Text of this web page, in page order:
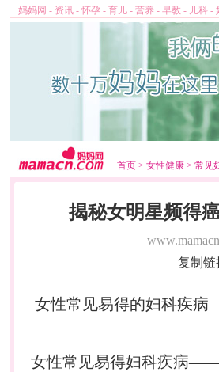
妈妈网 - 资讯 - 怀孕 - 育儿 - 营养 - 早教 - 儿科 -
首页 > 女性健康 > 常见
揭秘女明星频得
复制链
女性常见易得的妇科疾病
女性常见易得妇科疾病——